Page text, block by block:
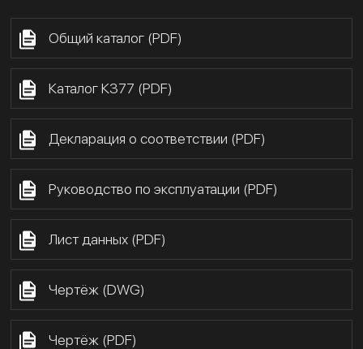
Общий каталог (PDF)
Каталог К377 (PDF)
Декларация о соответствии (PDF)
Руководство по эксплуатации (PDF)
Лист данных (PDF)
Чертёж (DWG)
Чертёж (PDF)